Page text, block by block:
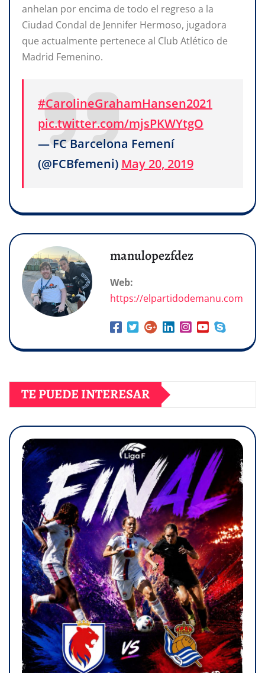
anhelan por encima de todo el regreso a la
Ciudad Condal de Jennifer Hermoso, jugadora
que actualmente pertenece al Club Atlético de
Madrid Femenino.
#CarolineGrahamHansen2021
pic.twitter.com/mjsPKWYtgO
— FC Barcelona Femení
(@FCBfemeni) May 20, 2019
manulopezfdez
Web:
https://elpartidodemanu.com
TE PUEDE INTERESAR